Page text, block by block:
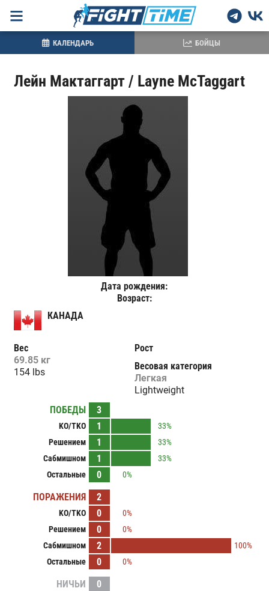
Лейн Мактаггарт / Layne McTaggart
Дата рождения:
Возраст:
КАНАДА
Вес
69.85 кг
154 lbs
Рост
Весовая категория
Легкая
Lightweight
ПОБЕДЫ
3
KO/TKO 1
33%
Решением
1
33%
Сабмишном
1
33%
Остальные
0 0%
ПОРАЖЕНИЯ 2
KO/TKO 0
0%
Решением
0
0%
Сабмишном
2
100%
Остальные
0 0%
НИЧЬИ
0
КАЛЕНДАРЬ БОЙЦЫ